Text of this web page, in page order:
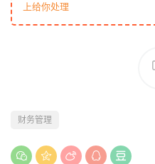
上给你处理
财务管理